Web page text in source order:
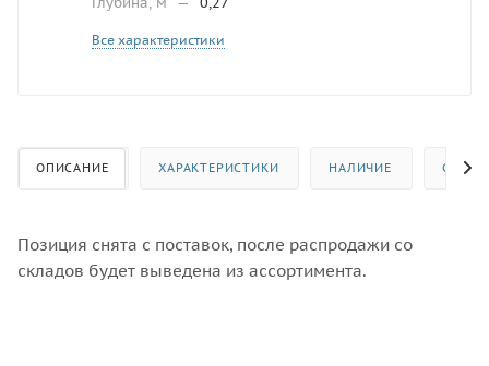
Все характеристики
ОПИСАНИЕ ХАРАКТЕРИСТИКИ НАЛИЧИЕ
Позиция снята с поставок, после распродажи со
складов будет выведена из ассортимента.